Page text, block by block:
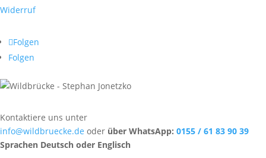
Widerruf
Folgen
Folgen
Kontaktiere uns unter
info@wildbruecke.de oder über WhatsApp: 0155 / 61 83 90 39
Sprachen Deutsch oder Englisch